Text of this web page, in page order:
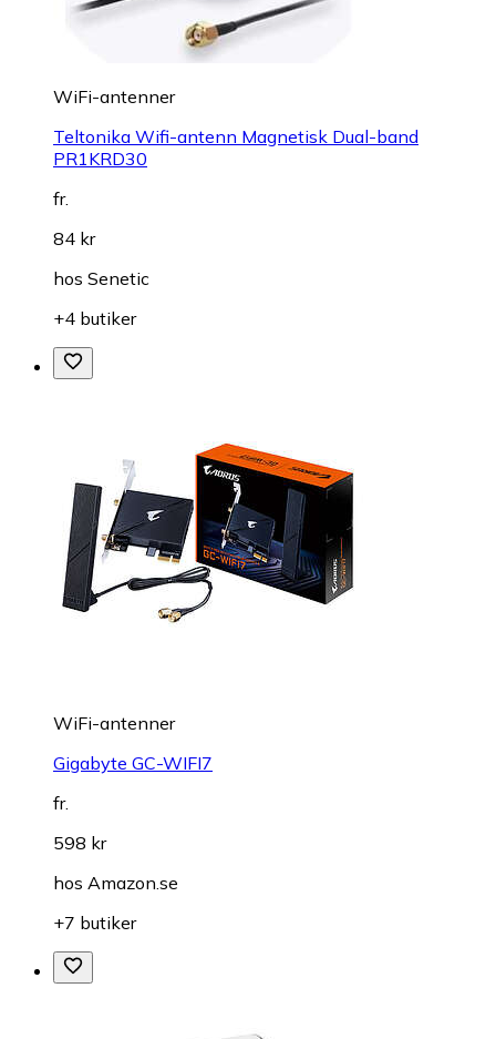
WiFi-antenner
Teltonika Wifi-antenn Magnetisk Dual-band
PR1KRD30
fr.
84 kr
hos Senetic
+4 butiker
WiFi-antenner
Gigabyte GC-WIFI7
fr.
598 kr
hos Amazon.se
+7 butiker